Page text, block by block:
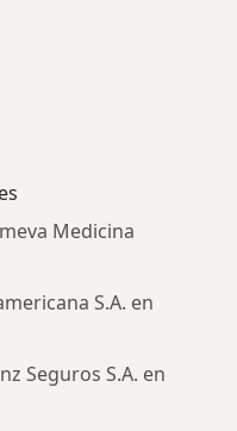
Medicina
S.A. en
Seguros S.A. en